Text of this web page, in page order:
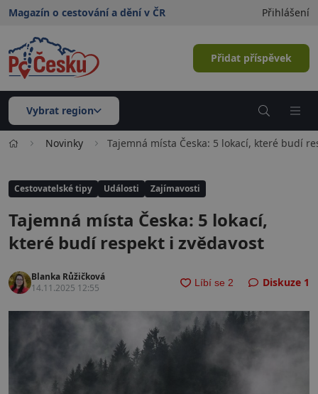
Magazín o cestování a dění v ČR Přihlášení
Přidat příspěvek
Vybrat region
Novinky Tajemná místa Česka: 5 lokací, které budí
Cestovatelské tipy Události Zajímavosti
Tajemná místa Česka: 5 lokací,
které budí respekt i zvědavost
Blanka Růžičková
14.11.2025 12:55
Diskuze 1